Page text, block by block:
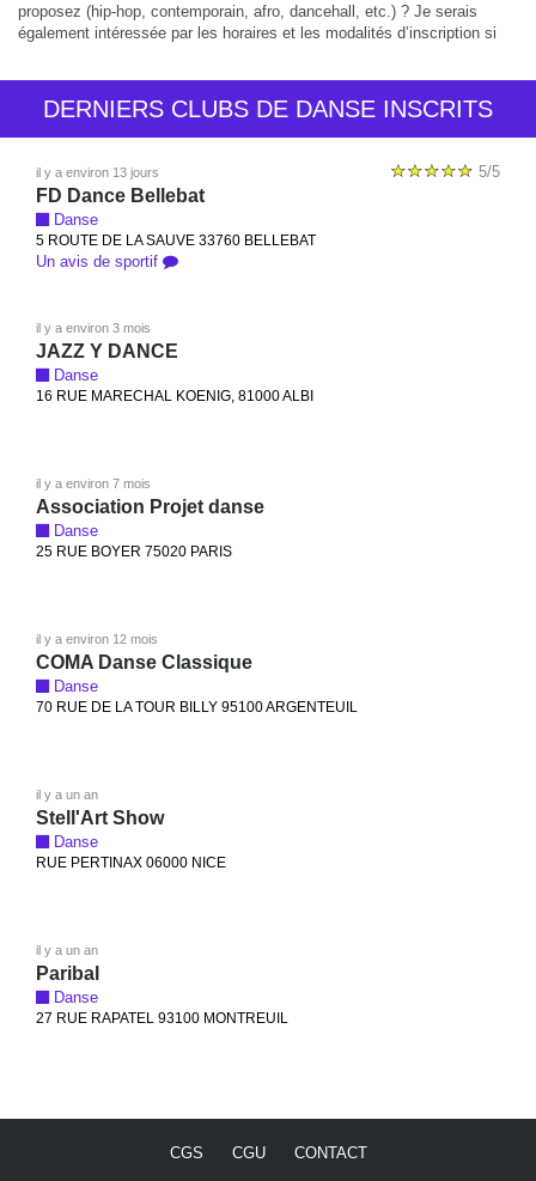
proposez (hip-hop, contemporain, afro, dancehall, etc.) ? Je serais
également intéressée par les horaires et les modalités d’inscription si
DERNIERS CLUBS DE DANSE INSCRITS
il y a environ 13 jours 5/5
FD Dance Bellebat
Danse
5 ROUTE DE LA SAUVE 33760 BELLEBAT
Un avis de sportif
il y a environ 3 mois
JAZZ Y DANCE
Danse
16 RUE MARECHAL KOENIG, 81000 ALBI
il y a environ 7 mois
Association Projet danse
Danse
25 RUE BOYER 75020 PARIS
il y a environ 12 mois
COMA Danse Classique
Danse
70 RUE DE LA TOUR BILLY 95100 ARGENTEUIL
il y a un an
Stell'Art Show
Danse
RUE PERTINAX 06000 NICE
il y a un an
Paribal
Danse
27 RUE RAPATEL 93100 MONTREUIL
CGS CGU CONTACT